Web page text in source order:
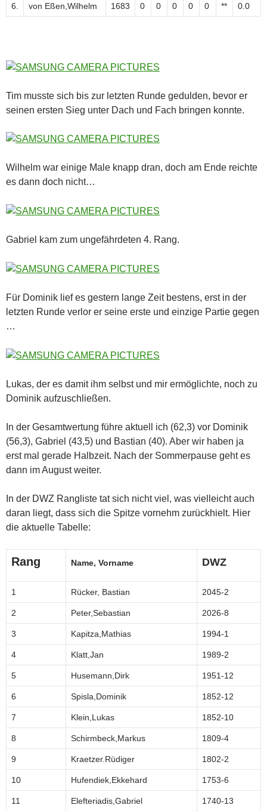
6. von Eßen,Wilhelm 1683 0 0 0 0 0 ** 0.0
Tim musste sich bis zur letzten Runde gedulden, bevor er
seinen ersten Sieg unter Dach und Fach bringen konnte.
Wilhelm war einige Male knapp dran, doch am Ende reichte
es dann doch nicht…
Gabriel kam zum ungefährdeten 4. Rang.
Für Dominik lief es gestern lange Zeit bestens, erst in der
letzten Runde verlor er seine erste und einzige Partie gegen
…
Lukas, der es damit ihm selbst und mir ermöglichte, noch zu
Dominik aufzuschließen.
In der Gesamtwertung führe aktuell ich (62,3) vor Dominik
(56,3), Gabriel (43,5) und Bastian (40). Aber wir haben ja
erst mal gerade Halbzeit. Nach der Sommerpause geht es
dann im August weiter.
In der DWZ Rangliste tat sich nicht viel, was vielleicht auch
daran liegt, dass sich die Spitze vornehm zurückhielt. Hier
die aktuelle Tabelle:
Rang Name, Vorname DWZ
1 Rücker, Bastian 2045-2
2 Peter,Sebastian 2026-8
3 Kapitza,Mathias 1994-1
4 Klatt,Jan 1989-2
5 Husemann,Dirk 1951-12
6 Spisla,Dominik 1852-12
7 Klein,Lukas 1852-10
8 Schirmbeck,Markus 1809-4
9 Kraetzer.Rüdiger 1802-2
10 Hufendiek,Ekkehard 1753-6
11 Elefteriadis,Gabriel 1740-13